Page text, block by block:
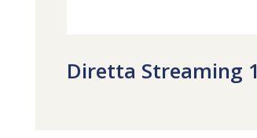
Diretta Streaming 1